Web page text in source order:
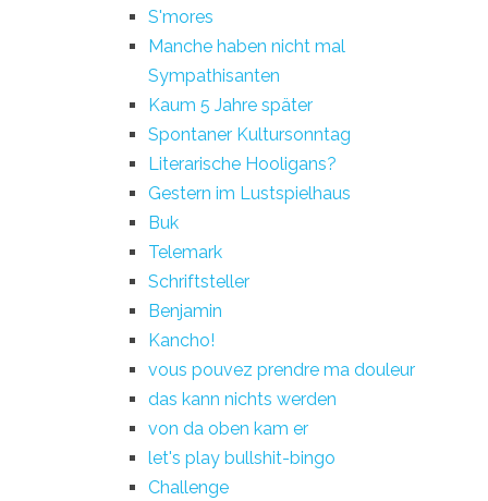
S'mores
Manche haben nicht mal
Sympathisanten
Kaum 5 Jahre später
Spontaner Kultursonntag
Literarische Hooligans?
Gestern im Lustspielhaus
Buk
Telemark
Schriftsteller
Benjamin
Kancho!
vous pouvez prendre ma douleur
das kann nichts werden
von da oben kam er
let's play bullshit-bingo
Challenge